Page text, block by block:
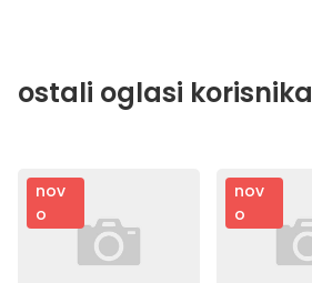
ostali oglasi korisnika
nov
o
nov
o